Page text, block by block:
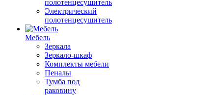
полотенцесушитель
Электрический
полотенцесушитель
Мебель
Зеркала
Зеркало-шкаф
Комплекты мебели
Пеналы
Тумба под
раковину